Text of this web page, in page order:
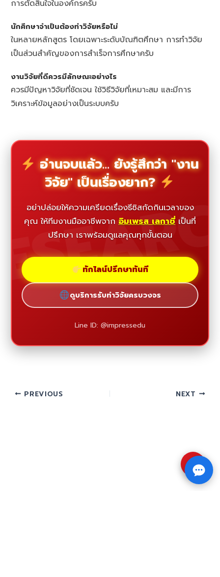
การตัดสินใจในองค์กรครับ
นักศึกษาจำเป็นต้องทำวิจัยหรือไม่
ในหลายหลักสูตร โดยเฉพาะระดับบัณฑิตศึกษา การทำวิจัย
เป็นส่วนสำคัญของการสำเร็จการศึกษาครับ
งานวิจัยที่ดีควรมีลักษณะอย่างไร
ควรมีปัญหาวิจัยที่ชัดเจน ใช้วิธีวิจัยที่เหมาะสม และมีการ
วิเคราะห์ข้อมูลอย่างเป็นระบบครับ
อ่านจบแล้ว... ยังรู้สึกว่า "งาน
วิจัย" เป็นเรื่องยาก?
อย่าปล่อยให้ความเครียดเรื่องธีซิสกัดกินเวลาของ
คุณ ให้ทีมงานมืออาชีพจาก อิมเพรส เลกาซี่ เป็นที่
ปรึกษา เราพร้อมดูแลคุณทุกขั้นตอน
ทักไลน์ปรึกษาทันที
ดูบริการรับทำวิจัยครบวงจร
Line ID: @impressedu
PREVIOUS NEXT
⇧